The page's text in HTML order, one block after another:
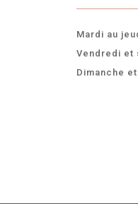
Mardi au
Vendredi et
Dimanche